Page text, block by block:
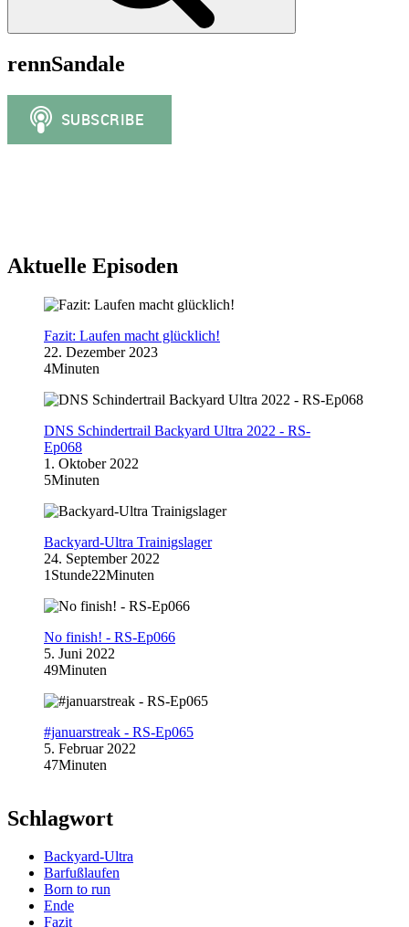
rennSandale
Aktuelle Episoden
Fazit: Laufen macht glücklich!
22. Dezember 2023
4Minuten
DNS Schindertrail Backyard Ultra 2022 - RS-
Ep068
1. Oktober 2022
5Minuten
Backyard-Ultra Trainigslager
24. September 2022
1Stunde22Minuten
No finish! - RS-Ep066
5. Juni 2022
49Minuten
#januarstreak - RS-Ep065
5. Februar 2022
47Minuten
Schlagwort
Backyard-Ultra
Barfußlaufen
Born to run
Ende
Fazit